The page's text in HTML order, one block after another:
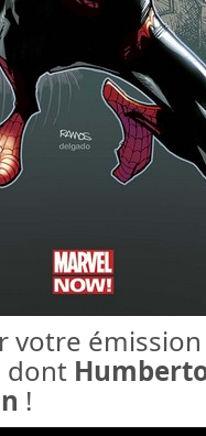
votre
dont
!